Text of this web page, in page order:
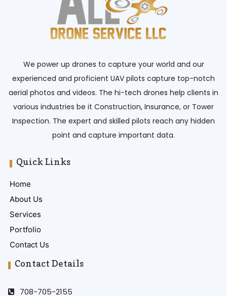
We power up drones to capture your world and our
experienced and proficient UAV pilots capture top-notch
aerial photos and videos. The hi-tech drones help clients in
various industries be it Construction, Insurance, or Tower
Inspection. The expert and skilled pilots reach any hidden
point and capture important data.
Quick Links
Home
About Us
Services
Portfolio
Contact Us
Contact Details
708-705-2155